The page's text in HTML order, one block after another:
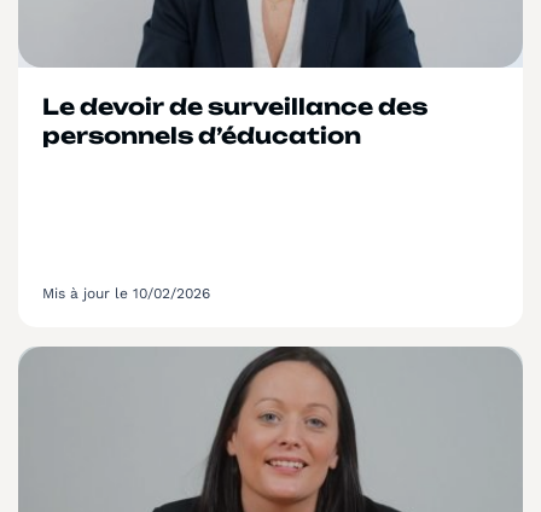
Le devoir de surveillance des
personnels d’éducation
Mis à jour le 10/02/2026